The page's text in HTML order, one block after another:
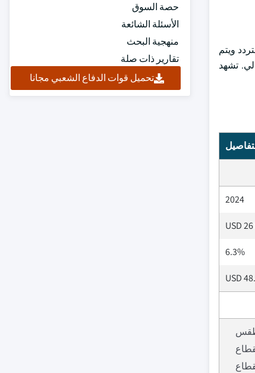
ويتم
تشهد
2024
USD
6.3%
USD
حصة السوق
الأسئلة الشائعة
منهجية البحث
تقارير ذات صلة
تحميل قوات الدفاع الشعبي مجانا